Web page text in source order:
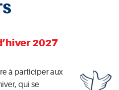
2027
à participer aux
qui se